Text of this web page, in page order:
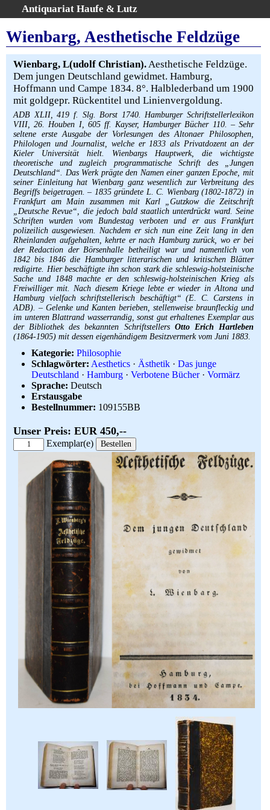
Antiquariat Haufe & Lutz
Home
Gesamtbestand
Erweiterte Suche
Kategorien
Schlagwörter
Warenkorb
AGB
Widerruf
Über uns
Aktuelle Kataloge
Kontakt
Ankauf
Links
Impressum
Wienbarg, Aesthetische Feldzüge
Wienbarg, L(udolf Christian).Aesthetische Feldzüge.
Dem jungen Deutschland gewidmet. Hamburg,
Hoffmann und Campe 1834. 8°. Halblederband um 1900
mit goldgepr. Rückentitel und Linienvergoldung.
ADB XLII, 419 f. Slg. Borst 1740. Hamburger Schriftstellerlexikon
VIII, 26. Houben I, 605 ff. Kayser, Hamburger Bücher 110. – Sehr
seltene erste Ausgabe der Vorlesungen des Altonaer Philosophen,
Philologen und Journalist, welche er 1833 als Privatdozent an der
Kieler Universität hielt. Wienbargs Hauptwerk, die wichtigste
theoretische und zugleich programmatische Schrift des „Jungen
Deutschland“. Das Werk prägte den Namen einer ganzen Epoche, mit
seiner Einleitung hat Wienbarg ganz wesentlich zur Verbreitung des
Begriffs beigetragen. – 1835 gründete L. C. Wienbarg (1802-1872) in
Frankfurt am Main zusammen mit Karl „Gutzkow die Zeitschrift
„Deutsche Revue“, die jedoch bald staatlich unterdrückt ward. Seine
Schriften wurden vom Bundestag verboten und er aus Frankfurt
polizeilich ausgewiesen. Nachdem er sich nun eine Zeit lang in den
Rheinlanden aufgehalten, kehrte er nach Hamburg zurück, wo er bei
der Redaction der Börsenhalle betheiligt war und namentlich von
1842 bis 1846 die Hamburger litterarischen und kritischen Blätter
redigirte. Hier beschäftigte ihn schon stark die schleswig-holsteinische
Sache und 1848 machte er den schleswig-holsteinischen Krieg als
Freiwilliger mit. Nach diesem Kriege lebte er wieder in Altona und
Hamburg vielfach schriftstellerisch beschäftigt“ (E. C. Carstens in
ADB). – Gelenke und Kanten berieben, stellenweise braunfleckig und
im unteren Blattrand wasserrandig, sonst gut erhaltenes Exemplar aus
der Bibliothek des bekannten Schriftstellers Otto Erich Hartleben
(1864-1905) mit dessen eigenhändigem Besitzvermerk vom Juni 1883.
Kategorie: Philosophie
Schlagwörter: Aesthetics · Ästhetik · Das junge
Deutschland · Hamburg · Verbotene Bücher· Vormärz
Sprache: Deutsch
Erstausgabe
Bestellnummer: 109155BB
Unser Preis: EUR 450,--
Exemplar(e)